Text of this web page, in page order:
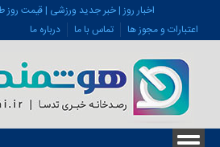
اخبار روز | خبر جدید ورزشی | قیمت روز
اعتبارات و مجوز ها
تماس با ما درباره ما